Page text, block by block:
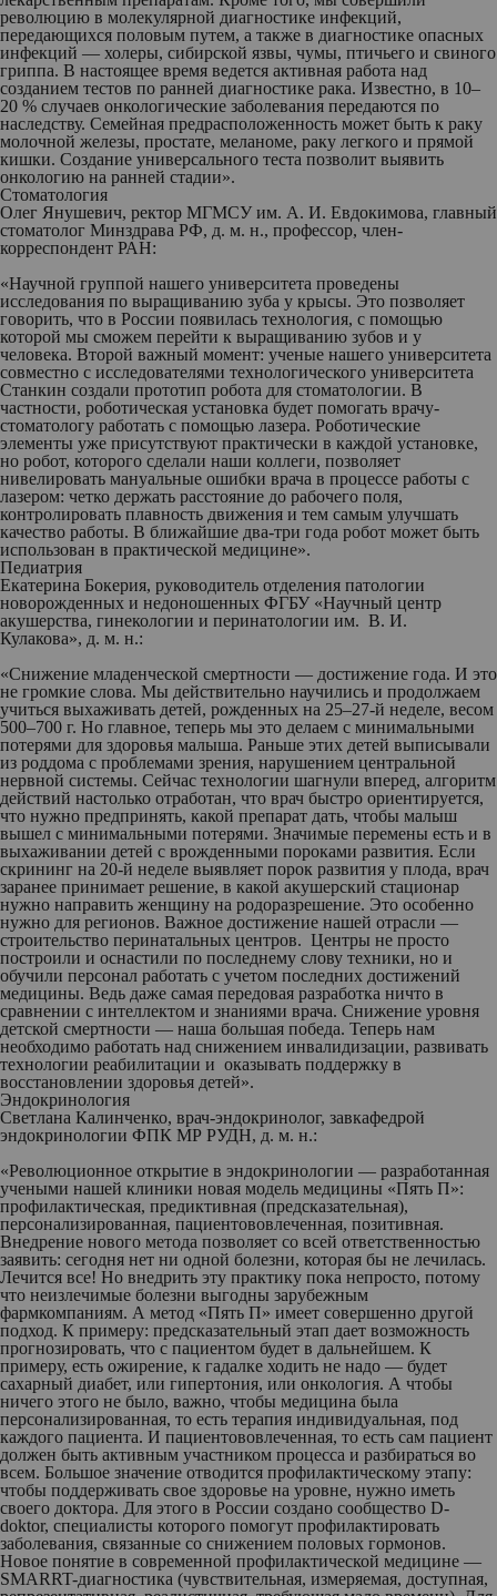
революцию в молекулярной диагностике инфекций,
передающихся половым путем, а также в диагностике опасных
инфекций — холеры, сибирской язвы, чумы, птичьего и свиного
гриппа. В настоящее время ведется активная работа над
созданием тестов по ранней диагностике рака. Известно, в 10–
20 % случаев онкологические заболевания передаются по
наследству. Семейная предрасположенность может быть к раку
молочной железы, простате, меланоме, раку легкого и прямой
кишки. Создание универсального теста позволит выявить
онкологию на ранней стадии».
Стоматология
Олег Янушевич, ректор МГМСУ им. А. И. Евдокимова, главный
стоматолог Минздрава РФ, д. м. н., профессор, член-
корреспондент РАН:
«Научной группой нашего университета проведены
исследования по выращиванию зуба у крысы. Это позволяет
говорить, что в России появилась технология, с помощью
которой мы сможем перейти к выращиванию зубов и у
человека. Второй важный момент: ученые нашего университета
совместно с исследователями технологического университета
Станкин создали прототип робота для стоматологии. В
частности, роботическая установка будет помогать врачу-
стоматологу работать с помощью лазера. Роботические
элементы уже присутствуют практически в каждой установке,
но робот, которого сделали наши коллеги, позволяет
нивелировать мануальные ошибки врача в процессе работы с
лазером: четко держать расстояние до рабочего поля,
контролировать плавность движения и тем самым улучшать
качество работы. В ближайшие два-три года робот может быть
использован в практической медицине».
Педиатрия
Екатерина Бокерия, руководитель отделения патологии
новорожденных и недоношенных ФГБУ «Научный центр
акушерства, гинекологии и перинатологии им. В. И.
Кулакова», д. м. н.:
«Снижение младенческой смертности — достижение года. И это
не громкие слова. Мы действительно научились и продолжаем
учиться выхаживать детей, рожденных на 25–27-й неделе, весом
500–700 г. Но главное, теперь мы это делаем с минимальными
потерями для здоровья малыша. Раньше этих детей выписывали
из роддома с проблемами зрения, нарушением центральной
нервной системы. Сейчас технологии шагнули вперед, алгоритм
действий настолько отработан, что врач быстро ориентируется,
что нужно предпринять, какой препарат дать, чтобы малыш
вышел с минимальными потерями. Значимые перемены есть и в
выхаживании детей с врожденными пороками развития. Если
скрининг на 20-й неделе выявляет порок развития у плода, врач
заранее принимает решение, в какой акушерский стационар
нужно направить женщину на родоразрешение. Это особенно
нужно для регионов. Важное достижение нашей отрасли —
строительство перинатальных центров. Центры не просто
построили и оснастили по последнему слову техники, но и
обучили персонал работать с учетом последних достижений
медицины. Ведь даже самая передовая разработка ничто в
сравнении с интеллектом и знаниями врача. Снижение уровня
детской смертности — наша большая победа. Теперь нам
необходимо работать над снижением инвалидизации, развивать
технологии реабилитации и оказывать поддержку в
восстановлении здоровья детей».
Эндокринология
Светлана Калинченко, врач-эндокринолог, завкафедрой
эндокринологии ФПК МР РУДН, д. м. н.:
«Революционное открытие в эндокринологии — разработанная
учеными нашей клиники новая модель медицины «Пять П»:
профилактическая, предиктивная (предсказательная),
персонализированная, пациентововлеченная, позитивная.
Внедрение нового метода позволяет со всей ответственностью
заявить: сегодня нет ни одной болезни, которая бы не лечилась.
Лечится все! Но внедрить эту практику пока непросто, потому
что неизлечимые болезни выгодны зарубежным
фармкомпаниям. А метод «Пять П» имеет совершенно другой
подход. К примеру: предсказательный этап дает возможность
прогнозировать, что с пациентом будет в дальнейшем. К
примеру, есть ожирение, к гадалке ходить не надо — будет
сахарный диабет, или гипертония, или онкология. А чтобы
ничего этого не было, важно, чтобы медицина была
персонализированная, то есть терапия индивидуальная, под
каждого пациента. И пациентововлеченная, то есть сам пациент
должен быть активным участником процесса и разбираться во
всем. Большое значение отводится профилактическому этапу:
чтобы поддерживать свое здоровье на уровне, нужно иметь
своего доктора. Для этого в России создано сообщество D-
doktor, специалисты которого помогут профилактировать
заболевания, связанные со снижением половых гормонов.
Новое понятие в современной профилактической медицине —
SMARRT-диагностика (чувствительная, измеряемая, доступная,